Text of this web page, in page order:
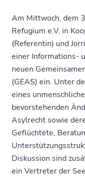
Am Mittwoch, dem
Refugium e.V. in
(Referentin) und
einer Informations-
neuen
(GEAS) ein. Unter
eines
bevorstehenden
Asylrecht sowie
Geflüchtete,
Diskussion sind
ein Vertreter der